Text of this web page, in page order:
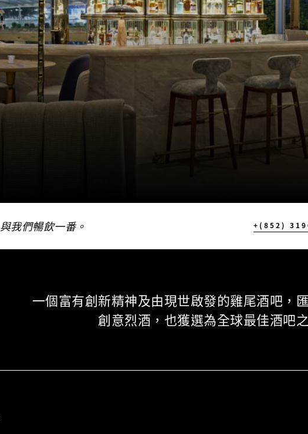
與我們暢飲一番。 +(852)
一個富有創新精神及由現世啟發的雞尾酒吧，
創意烈酒，也獲選為全球最佳酒吧